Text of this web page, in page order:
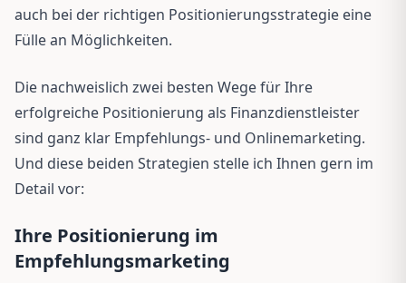
auch bei der richtigen Positionierungsstrategie eine
Fülle an Möglichkeiten.
Die nachweislich zwei besten Wege für Ihre
erfolgreiche Positionierung als Finanzdienstleister
sind ganz klar Empfehlungs- und Onlinemarketing.
Und diese beiden Strategien stelle ich Ihnen gern im
Detail vor:
Ihre Positionierung im
Empfehlungsmarketing